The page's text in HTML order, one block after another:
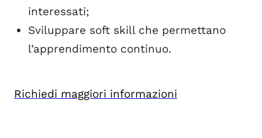
interessati;
Sviluppare soft skill che permettano
l’apprendimento continuo.
Richiedi maggiori informazioni